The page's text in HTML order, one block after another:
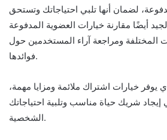
لضمان أنها تلبي احتياجاتك وتستحق
أيضًا مقارنة خيارات العضوية المدفوعة
المختلفة ومراجعة آراء المستخدمين حول
فوائدها.
يوفر خيارات اشتراك ملائمة ومزايا مهمة،
شريك حياة مناسب وتلبية احتياجاتك
الشخصية.